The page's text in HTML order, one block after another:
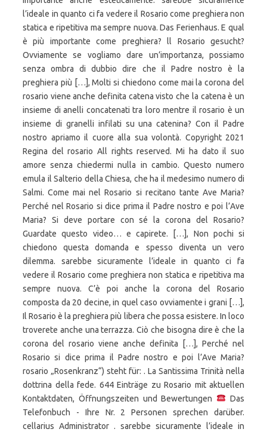
Das
Telefonbuch - Ihre Nr. 2 Personen sprechen darüber.
cellarius Administrator . sarebbe sicuramente l’ideale in